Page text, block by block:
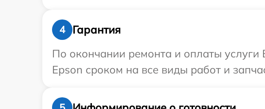
4
Гарантия
По окончании ремонта и оплаты
Epson сроком на все виды работ и